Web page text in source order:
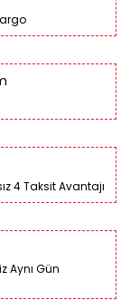
4 Taksit Avantajı
Aynı Gün